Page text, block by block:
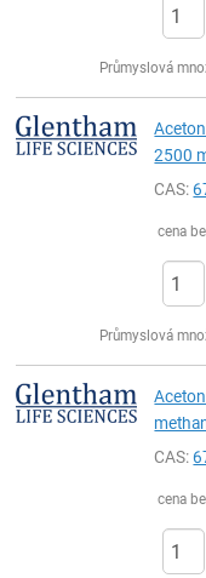
Průmyslová
2500
CAS:
cena
Průmyslová
CAS:
cena